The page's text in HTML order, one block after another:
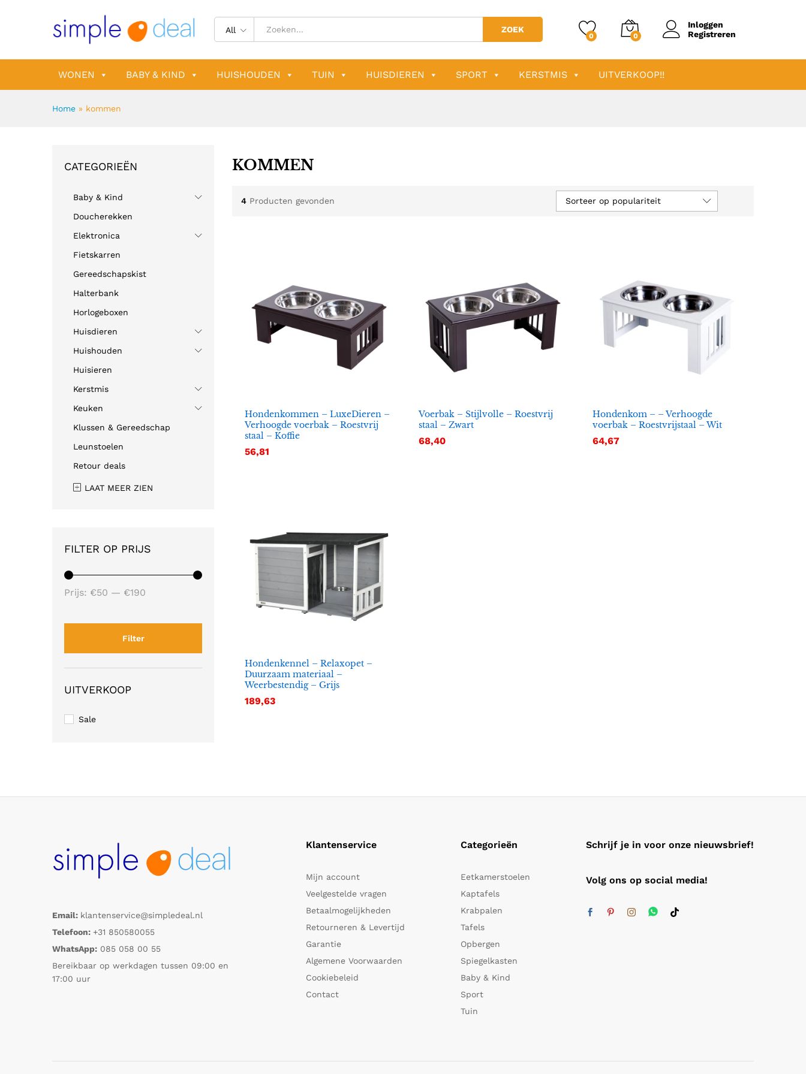
All ZOEK
0 0
Inloggen
Registreren
WONEN BABY & KIND HUISHOUDEN TUIN HUISDIEREN SPORT KERSTMIS UITVERKOOP!!
Home » kommen
KOMMEN
4 Producten gevonden Sorteer op populariteit
Hondenkommen – LuxeDieren –
Verhoogde voerbak – Roestvrij
staal – Koffie
56,81
56,81
Voerbak – Stijlvolle – Roestvrij
staal – Zwart
68,40
68,40
Hondenkom – – Verhoogde
voerbak – Roestvrijstaal – Wit
64,67
64,67
Hondenkennel – Relaxopet –
Duurzaam materiaal –
Weerbestendig – Grijs
189,63
189,63
CATEGORIEËN
Baby & Kind
Doucherekken
Elektronica
Fietskarren
Gereedschapskist
Halterbank
Horlogeboxen
Huisdieren
Huishouden
Huisieren
Kerstmis
Keuken
Klussen & Gereedschap
Leunstoelen
Retour deals
LAAT MEER ZIEN
FILTER OP PRIJS
Filter
Prijs: €50 — €190
UITVERKOOP
Sale
Email: klantenservice@simpledeal.nl
Telefoon: +31 850580055
WhatsApp: 085 058 00 55
Bereikbaar op werkdagen tussen 09:00 en
17:00 uur
Klantenservice
Mijn account
Veelgestelde vragen
Betaalmogelijkheden
Retourneren & Levertijd
Garantie
Algemene Voorwaarden
Cookiebeleid
Contact
Categorieën
Eetkamerstoelen
Kaptafels
Krabpalen
Tafels
Opbergen
Spiegelkasten
Baby & Kind
Sport
Tuin
Schrijf je in voor onze nieuwsbrief!
Volg ons op social media!